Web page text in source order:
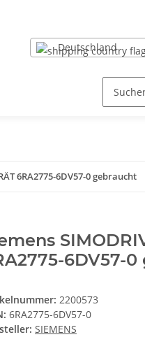
Deutschland
6RA2775-6DV57-0 gebraucht
6DV57-
2200573
6RA2775-6DV57-0
SIEMENS